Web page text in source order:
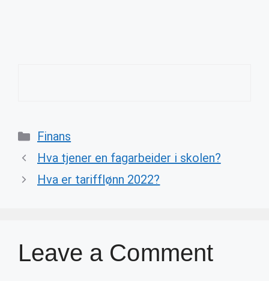
Categories
Finans
Hva tjener en fagarbeider i skolen?
Hva er tarifflønn 2022?
Leave a Comment